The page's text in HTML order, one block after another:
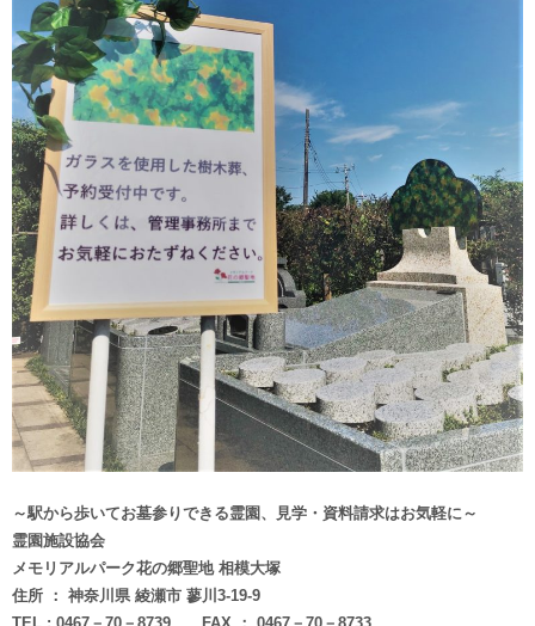
～駅から歩いてお墓参りできる霊園、見学・資料請求はお気軽に～
霊園施設協会
メモリアルパーク花の郷聖地 相模大塚
住所 ： 神奈川県 綾瀬市 蓼川3-19-9